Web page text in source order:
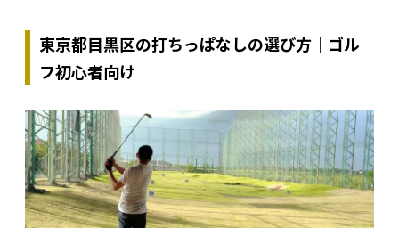
東京都目黒区の打ちっぱなしの選び方｜ゴル
フ初心者向け